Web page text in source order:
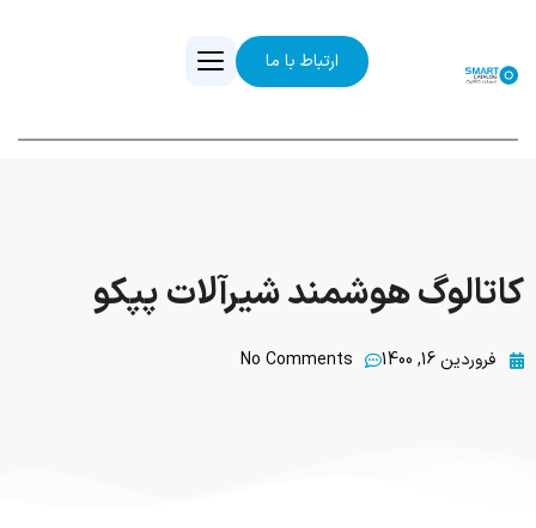
ارتباط با ما
کاتالوگ هوشمند شیرآلات پپکو
فروردین 16, 1400 No Comments